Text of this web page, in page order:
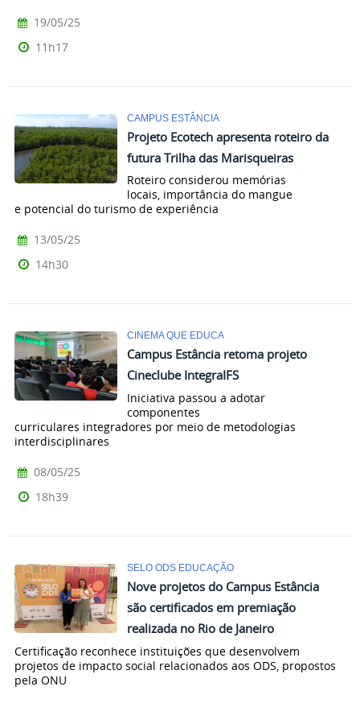
19/05/25
11h17
CAMPUS ESTÂNCIA
Projeto Ecotech apresenta roteiro da
futura Trilha das Marisqueiras
Roteiro considerou memórias
locais, importância do mangue
e potencial do turismo de experiência
13/05/25
14h30
CINEMA QUE EDUCA
Campus Estância retoma projeto
Cineclube IntegraIFS
Iniciativa passou a adotar
componentes
curriculares integradores por meio de metodologias
interdisciplinares
08/05/25
18h39
SELO ODS EDUCAÇÃO
Nove projetos do Campus Estância
são certificados em premiação
realizada no Rio de Janeiro
Certificação reconhece instituições que desenvolvem
projetos de impacto social relacionados aos ODS, propostos
pela ONU